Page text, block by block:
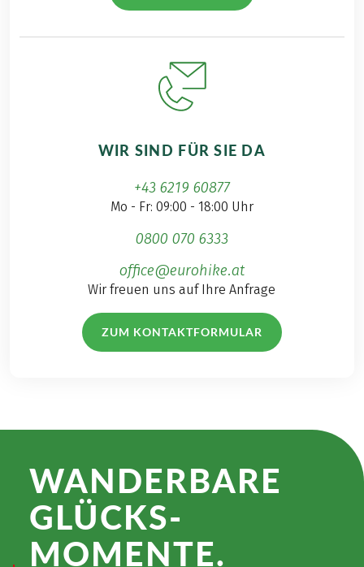
WIR SIND FÜR SIE DA
+43 6219 60877
Mo - Fr: 09:00 - 18:00 Uhr
0800 070 6333
office@eurohike.at
Wir freuen uns auf Ihre Anfrage
ZUM KONTAKTFORMULAR
WANDER­BARE
GLÜCKS­
MOMENTE.